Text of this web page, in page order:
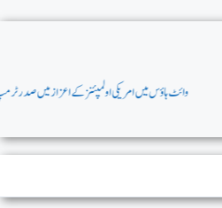
صدرٹرمپ کی پروقار تقریب